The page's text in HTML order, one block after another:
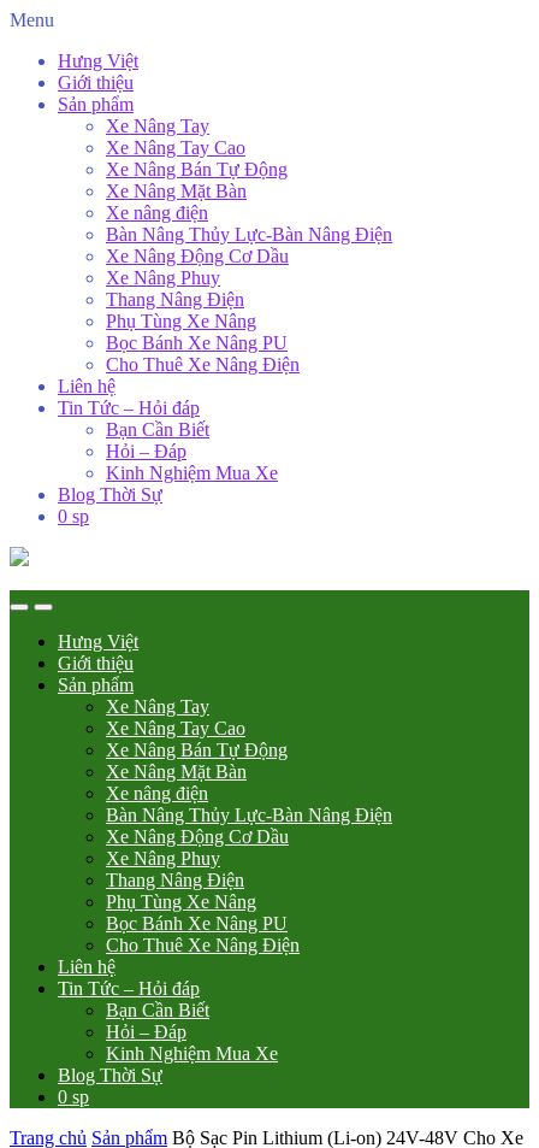
Menu
Hưng Việt
Giới thiệu
Sản phẩm
Xe Nâng Tay
Xe Nâng Tay Cao
Xe Nâng Bán Tự Động
Xe Nâng Mặt Bàn
Xe nâng điện
Bàn Nâng Thủy Lực-Bàn Nâng Điện
Xe Nâng Động Cơ Dầu
Xe Nâng Phuy
Thang Nâng Điện
Phụ Tùng Xe Nâng
Bọc Bánh Xe Nâng PU
Cho Thuê Xe Nâng Điện
Liên hệ
Tin Tức – Hỏi đáp
Bạn Cần Biết
Hỏi – Đáp
Kinh Nghiệm Mua Xe
Blog Thời Sự
0 sp
Hưng Việt
Giới thiệu
Sản phẩm
Xe Nâng Tay
Xe Nâng Tay Cao
Xe Nâng Bán Tự Động
Xe Nâng Mặt Bàn
Xe nâng điện
Bàn Nâng Thủy Lực-Bàn Nâng Điện
Xe Nâng Động Cơ Dầu
Xe Nâng Phuy
Thang Nâng Điện
Phụ Tùng Xe Nâng
Bọc Bánh Xe Nâng PU
Cho Thuê Xe Nâng Điện
Liên hệ
Tin Tức – Hỏi đáp
Bạn Cần Biết
Hỏi – Đáp
Kinh Nghiệm Mua Xe
Blog Thời Sự
0 sp
Trang chủ Sản phẩm Bộ Sạc Pin Lithium (Li-on) 24V-48V Cho Xe